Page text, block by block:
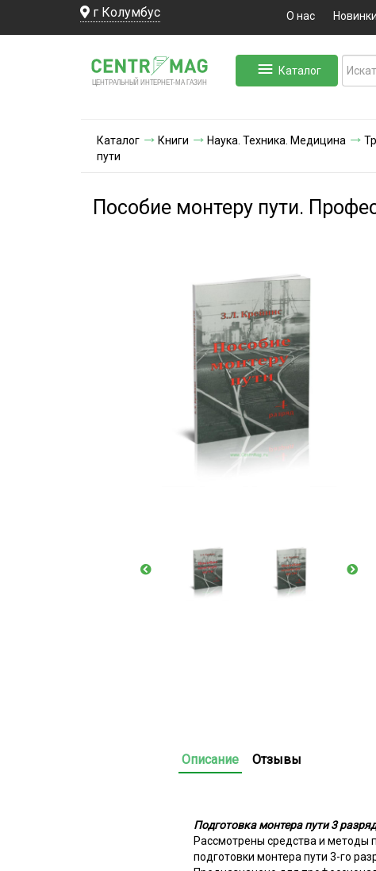
г Колумбус О нас Новинки
ЦЕНТРАЛЬНЫЙ ИНТЕРНЕТ-МА ГАЗИН
Каталог
Каталог Книги Наука. Техника. Медицина
пути
Пособие монтеру пути.
Описание Отзывы
Подготовка монтера пути 3
Рассмотрены средства и методы
подготовки монтера пути 3-го